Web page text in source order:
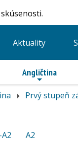
Aktuality
Angličtina
Prvý stupeň
A2